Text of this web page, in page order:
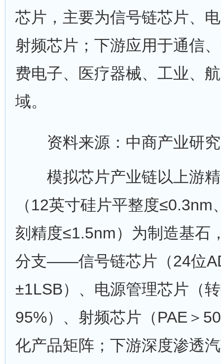
芯片，主要为信号链芯片、
射频芯片；下游应用于通信
费电子、医疗器械、工业、
域。
资料来源：中商产业研究
模拟芯片产业链以上游精
（12英寸硅片平整度≤0.3nm
刻精度≤1.5nm）为制造基石
分支——信号链芯片（24位
±1LSB）、电源管理芯片（
95%）、射频芯片（PAE＞
化产品矩阵；下游深度渗透